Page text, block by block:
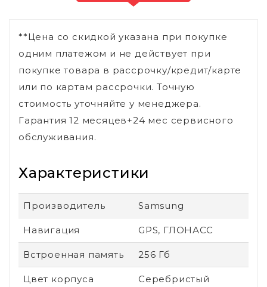
**Цена со скидкой указана при покупке
одним платежом и не действует при
покупке товара в рассрочку/кредит/карте
или по картам рассрочки. Точную
стоимость уточняйте у менеджера.
Гарантия 12 месяцев+24 мес сервисного
обслуживания.
Характеристики
Производитель Samsung
Навигация GPS, ГЛОНАСС
Встроенная память 256 Гб
Цвет корпуса Серебристый